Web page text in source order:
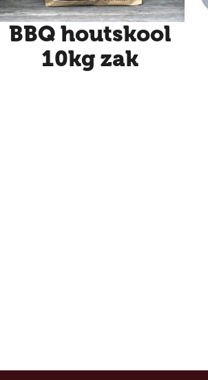
BBQ houtskool
10kg zak